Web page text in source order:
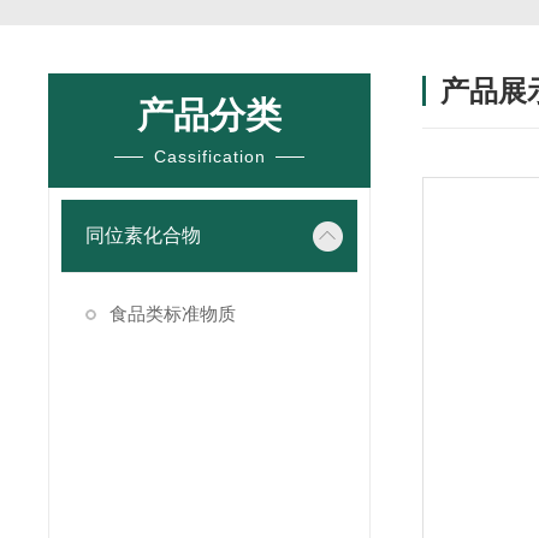
产品分类
Cassification
同位素化合物
食品类标准物质
产品展